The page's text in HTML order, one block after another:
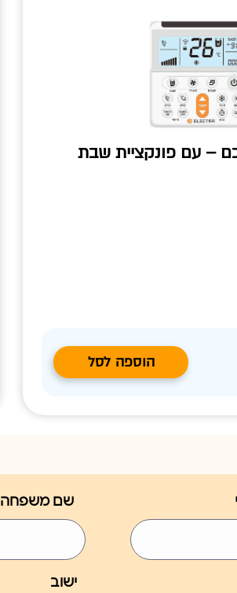
– עם פונקציית שבת
הוספה לסל
שם משפחה
ישוב